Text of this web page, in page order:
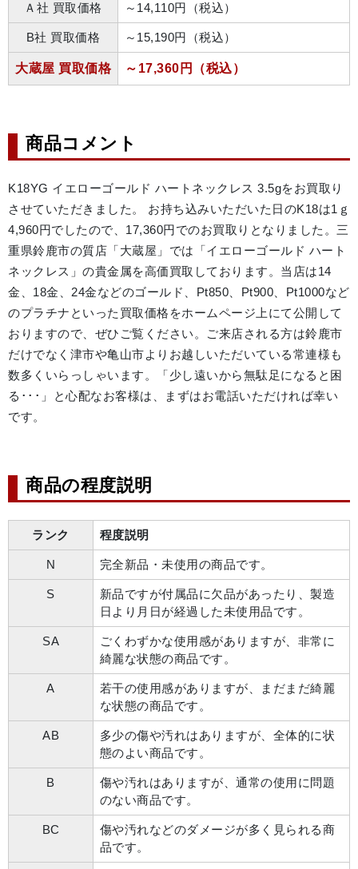
Ａ社 買取価格 ～14,110円（税込）
B社 買取価格 ～15,190円（税込）
大蔵屋 買取価格 ～17,360円（税込）
商品コメント
K18YG イエローゴールド ハートネックレス 3.5gをお買取り
させていただきました。 お持ち込みいただいた日のK18は1ｇ
4,960円でしたので、17,360円でのお買取りとなりました。三
重県鈴鹿市の質店「大蔵屋」では「イエローゴールド ハート
ネックレス」の貴金属を高価買取しております。当店は14
金、18金、24金などのゴールド、Pt850、Pt900、Pt1000など
のプラチナといった買取価格をホームページ上にて公開して
おりますので、ぜひご覧ください。ご来店される方は鈴鹿市
だけでなく津市や亀山市よりお越しいただいている常連様も
数多くいらっしゃいます。「少し遠いから無駄足になると困
る･･･」と心配なお客様は、まずはお電話いただければ幸い
です。
商品の程度説明
ランク 程度説明
N 完全新品・未使用の商品です。
S
新品ですが付属品に欠品があったり、製造
日より月日が経過した未使用品です。
SA
ごくわずかな使用感がありますが、非常に
綺麗な状態の商品です。
A
若干の使用感がありますが、まだまだ綺麗
な状態の商品です。
AB
多少の傷や汚れはありますが、全体的に状
態のよい商品です。
B
傷や汚れはありますが、通常の使用に問題
のない商品です。
BC
傷や汚れなどのダメージが多く見られる商
品です。